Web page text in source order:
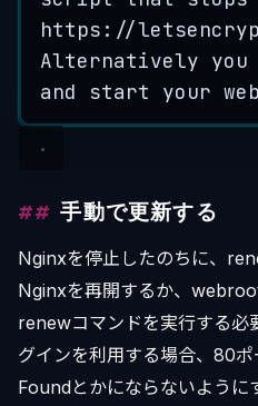
https: //
Alternatively you
and
start your
手動で更新する
Nginxを停止したのちに、
Nginxを再開するか、
renewコマンドを実行する必
グインを利用する場合、80
Foundとかにならないように